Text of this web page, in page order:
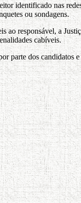
identificado nas
ou sondagens.
ao responsável, a
cabíveis.
parte dos candidatos